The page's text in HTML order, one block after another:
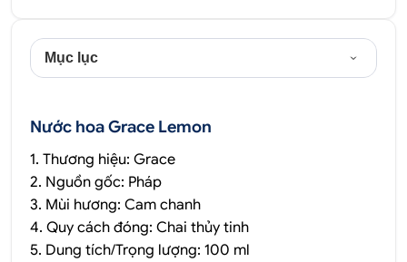
Mục lục
Nước hoa Grace Lemon
1. Thương hiệu: Grace
2. Nguồn gốc: Pháp
3. Mùi hương: Cam chanh
4. Quy cách đóng: Chai thủy tinh
5. Dung tích/Trọng lượng: 100 ml